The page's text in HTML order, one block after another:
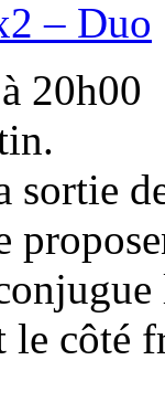
– Duo
20h00
sortie
le côté